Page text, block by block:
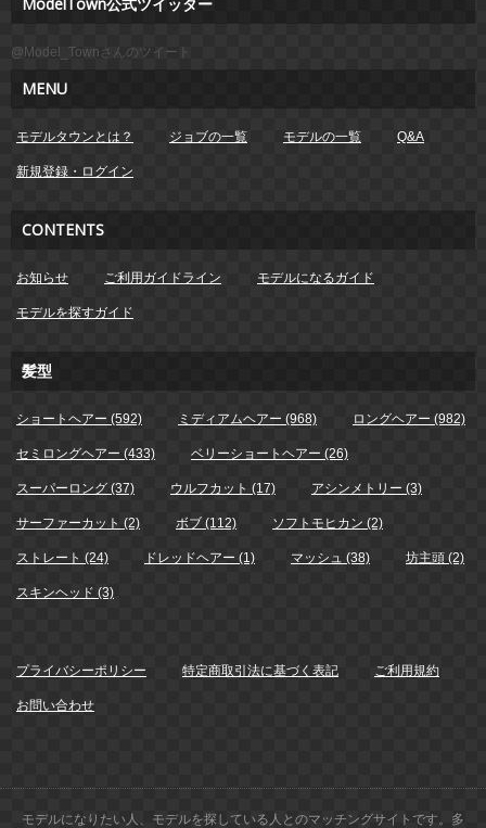
@Model_Townさんのツイート
MENU
モデルタウンとは？ ジョブの一覧 モデルの一覧 Q&A
新規登録・ログイン
CONTENTS
お知らせ ご利用ガイドライン モデルになるガイド
モデルを探すガイド
髪型
ショートヘアー (592) ミディアムヘアー (968) ロングヘアー (982)
セミロングヘアー (433) ベリーショートヘアー (26)
スーパーロング (37) ウルフカット (17) アシンメトリー (3)
サーファーカット (2) ボブ (112) ソフトモヒカン (2)
ストレート (24) ドレッドヘアー (1) マッシュ (38) 坊主頭 (2)
スキンヘッド (3)
プライバシーポリシー 特定商取引法に基づく表記 ご利用規約
お問い合わせ
モデルになりたい人、モデルを探している人とのマッチングサイトです。多